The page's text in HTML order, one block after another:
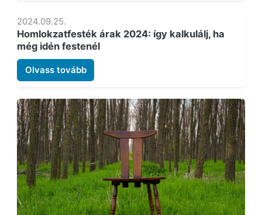
2024.09.25.
Homlokzatfesték árak 2024: így kalkulálj, ha
még idén festenél
Olvass tovább